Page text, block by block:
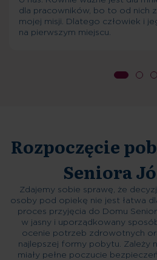
dla pracowników, bo to od nich
mojej misji. Dlatego człowiek i
na pierwszym miejscu.
Rozpoczęcie
Seniora
Zdajemy sobie sprawę, że
osoby pod opiekę nie jest łatwa
proces przyjęcia do Domu
w jasny i uporządkowany
ocenie potrzeb zdrowotnych
najlepszej formy pobytu. Zależy
miały pełne poczucie